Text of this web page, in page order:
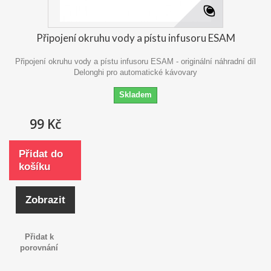
Připojení okruhu vody a pístu infusoru ESAM
Připojení okruhu vody a pístu infusoru ESAM - originální náhradní díl
Delonghi pro automatické kávovary
Skladem
99 Kč
Přidat do
košíku
Zobrazit
Přidat k
porovnání